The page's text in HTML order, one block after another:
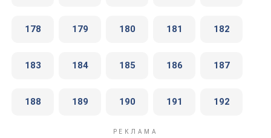
178 179 180 181 182
183 184 185 186 187
188 189 190 191 192